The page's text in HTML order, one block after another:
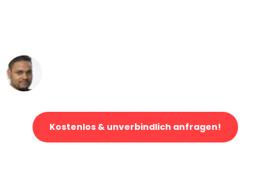
Kostenlos & unverbindlich anfragen!